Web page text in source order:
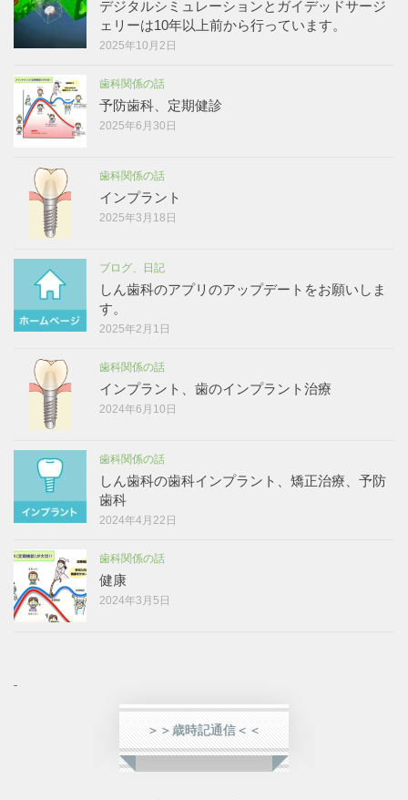
デジタルシミュレーションとガイデッドサージ
ェリーは10年以上前から行っています。
2025年10月2日
歯科関係の話
予防歯科、定期健診
2025年6月30日
歯科関係の話
インプラント
2025年3月18日
ブログ、日記
しん歯科のアプリのアップデートをお願いしま
す。
2025年2月1日
歯科関係の話
インプラント、歯のインプラント治療
2024年6月10日
歯科関係の話
しん歯科の歯科インプラント、矯正治療、予防
歯科
2024年4月22日
歯科関係の話
健康
2024年3月5日
＞＞歳時記通信＜＜